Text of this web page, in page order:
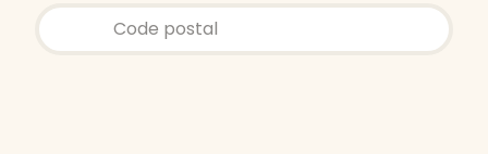
Store locator global - Autocompletion
Rechercher